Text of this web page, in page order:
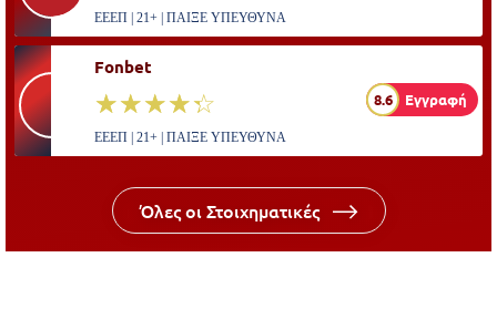
ΕΕΕΠ | 21+ | ΠΑΙΞΕ ΥΠΕΥΘΥΝΑ
Fonbet
☆☆☆☆☆
★★★★★ 8.6 Εγγραφή
ΕΕΕΠ | 21+ | ΠΑΙΞΕ ΥΠΕΥΘΥΝΑ
Όλες οι Στοιχηματικές